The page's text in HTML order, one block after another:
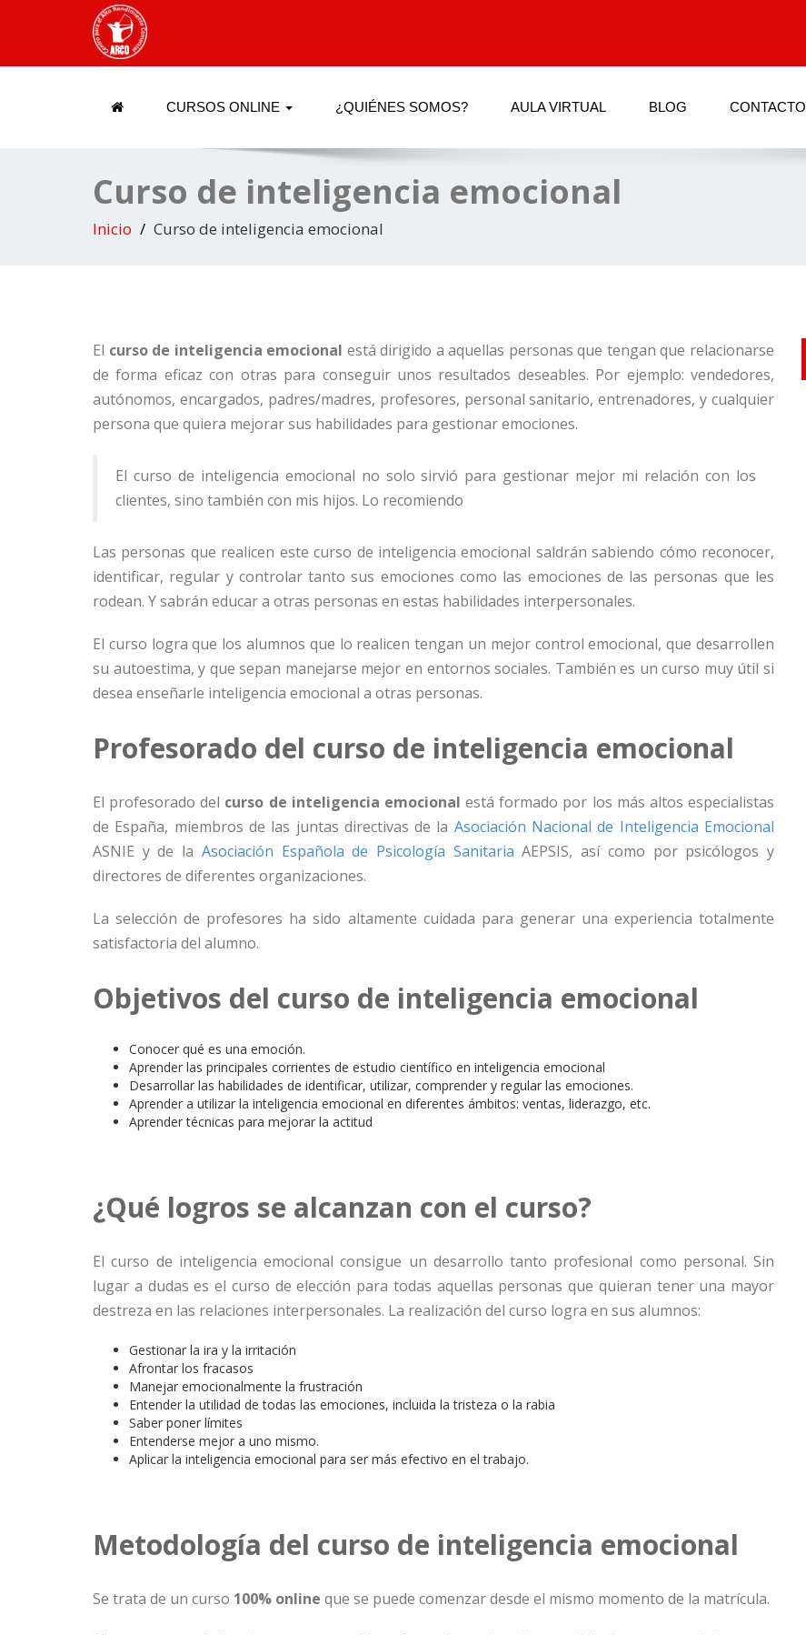
CURSOS ONLINE ¿QUIÉNES SOMOS? AULA VIRTUAL BLOG CONTACTO
Curso de inteligencia emocional
Inicio Curso de inteligencia emocional
El curso de inteligencia emocional está dirigido a aquellas personas que tengan que relacionarse
de forma eficaz con otras para conseguir unos resultados deseables. Por ejemplo: vendedores,
autónomos, encargados, padres/madres, profesores, personal sanitario, entrenadores, y cualquier
persona que quiera mejorar sus habilidades para gestionar emociones.
El curso de inteligencia emocional no solo sirvió para gestionar mejor mi relación con los
clientes, sino también con mis hijos. Lo recomiendo
Las personas que realicen este curso de inteligencia emocional saldrán sabiendo cómo reconocer,
identificar, regular y controlar tanto sus emociones como las emociones de las personas que les
rodean. Y sabrán educar a otras personas en estas habilidades interpersonales.
El curso logra que los alumnos que lo realicen tengan un mejor control emocional, que desarrollen
su autoestima, y que sepan manejarse mejor en entornos sociales. También es un curso muy útil si
desea enseñarle inteligencia emocional a otras personas.
Profesorado del curso de inteligencia emocional
El profesorado del curso de inteligencia emocional está formado por los más altos especialistas
de España, miembros de las juntas directivas de la Asociación Nacional de Inteligencia Emocional
ASNIE y de la Asociación Española de Psicología Sanitaria AEPSIS, así como por psicólogos y
directores de diferentes organizaciones.
La selección de profesores ha sido altamente cuidada para generar una experiencia totalmente
satisfactoria del alumno.
Objetivos del curso de inteligencia emocional
Conocer qué es una emoción.
Aprender las principales corrientes de estudio científico en inteligencia emocional
Desarrollar las habilidades de identificar, utilizar, comprender y regular las emociones.
Aprender a utilizar la inteligencia emocional en diferentes ámbitos: ventas, liderazgo, etc.
Aprender técnicas para mejorar la actitud
¿Qué logros se alcanzan con el curso?
El curso de inteligencia emocional consigue un desarrollo tanto profesional como personal. Sin
lugar a dudas es el curso de elección para todas aquellas personas que quieran tener una mayor
destreza en las relaciones interpersonales. La realización del curso logra en sus alumnos:
Gestionar la ira y la irritación
Afrontar los fracasos
Manejar emocionalmente la frustración
Entender la utilidad de todas las emociones, incluida la tristeza o la rabia
Saber poner límites
Entenderse mejor a uno mismo.
Aplicar la inteligencia emocional para ser más efectivo en el trabajo.
Metodología del curso de inteligencia emocional
Se trata de un curso 100% online que se puede comenzar desde el mismo momento de la matrícula.